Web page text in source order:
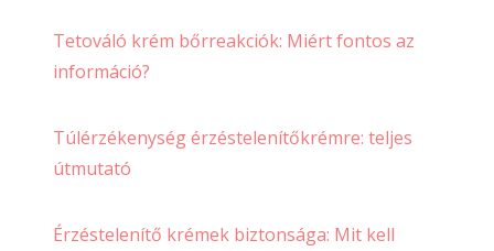
Tetováló krém bőrreakciók: Miért fontos az
információ?
Túlérzékenység érzéstelenítőkrémre: teljes
útmutató
Érzéstelenítő krémek biztonsága: Mit kell